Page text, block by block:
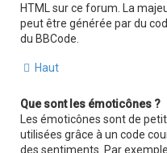
HTML sur ce forum. La
peut être générée par du
du BBCode.
Haut
Que sont les émoticônes ?
Les émoticônes sont de
utilisées grâce à un code
des sentiments. Par